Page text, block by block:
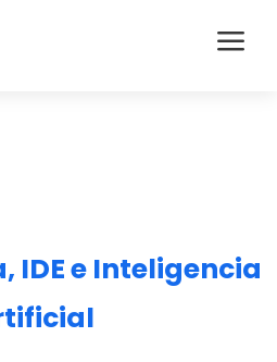
a
IDE e Inteligencia